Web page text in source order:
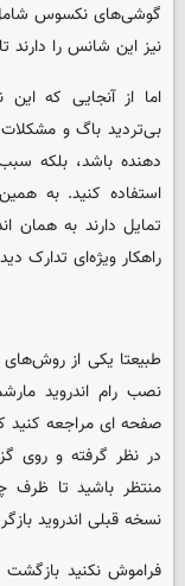
نیز این شانس را دارند تا
اما از آنجایی که
بی‌تردید باگ و مشکلات
دهنده باشد، بلکه
استفاده کنید. به
تمایل دارند به همان
راهکار ویژه‌ای تدارک
طبیعتا یکی از
نصب رام اندروید
صفحه ای مراجعه کنید
نسخه‌ قبلی اندروید